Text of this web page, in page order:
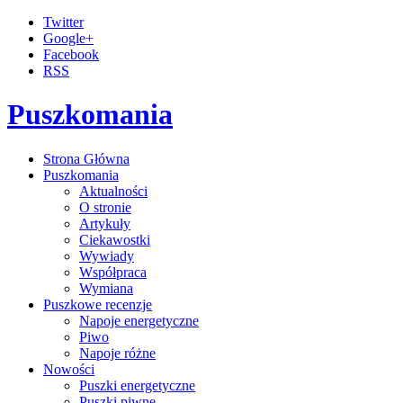
Twitter
Google+
Facebook
RSS
Puszkomania
Strona Główna
Puszkomania
Aktualności
O stronie
Artykuły
Ciekawostki
Wywiady
Współpraca
Wymiana
Puszkowe recenzje
Napoje energetyczne
Piwo
Napoje różne
Nowości
Puszki energetyczne